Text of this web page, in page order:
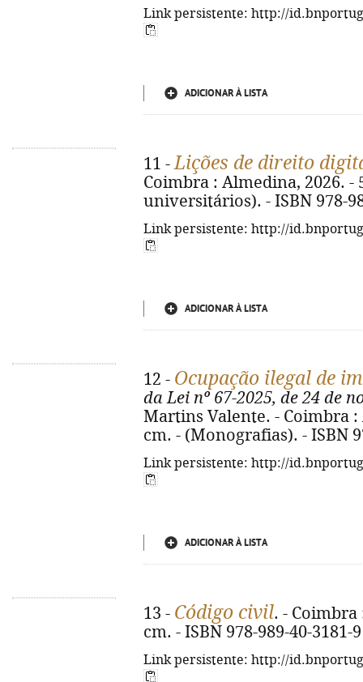
Link persistente: http://
ADICIONAR À LISTA
11 -Lições de direito
Coimbra : Almedina, 2026. -
universitários). - ISBN 978-
Link persistente: http://
ADICIONAR À LISTA
12 - Ocupação ilegal de
da Lei nº 67-2025, de 24 de
Martins Valente. - Coimbra :
cm. - (Monografias). - ISBN
Link persistente: http://
ADICIONAR À LISTA
13 - Código civil. - Coimbra
cm. - ISBN 978-989-40-3181-9
Link persistente: http://